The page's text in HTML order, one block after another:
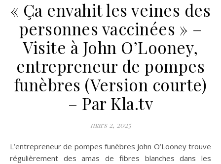
« Ça envahit les veines des
personnes vaccinées » –
Visite à John O’Looney,
entrepreneur de pompes
funèbres (Version courte)
– Par Kla.tv
mars 2, 2025
L’entrepreneur de pompes funèbres John O’Looney trouve
régulièrement des amas de fibres blanches dans les